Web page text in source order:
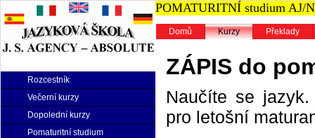
Rozcestník
Večerní kurzy
Dopolední kurzy
Pomaturitní studium
POMATURITNÍ studium AJ/
Domů Kurzy Překlady
ZÁPIS do
Naučíte se
pro letošní